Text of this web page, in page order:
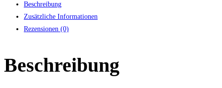
Beschreibung
Zusätzliche Informationen
Rezensionen (0)
Beschreibung